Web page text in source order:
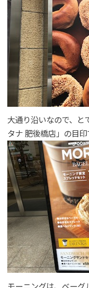
大通り沿いなので、と
タナ 肥後橋店」の目印